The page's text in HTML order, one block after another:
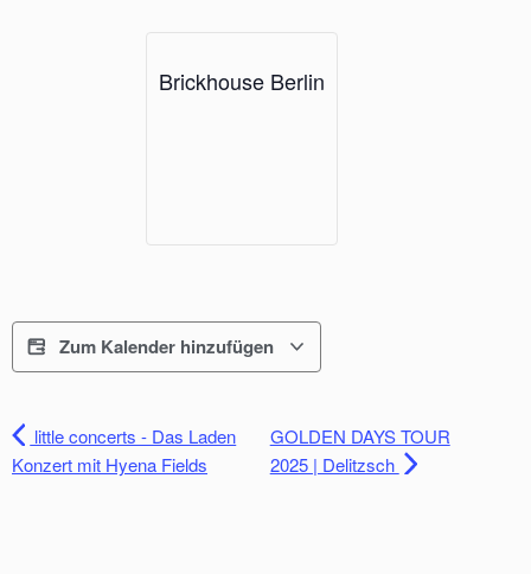
Brickhouse Berlin
Zum Kalender hinzufügen
little concerts - Das Laden
Konzert mit Hyena Fields
GOLDEN DAYS TOUR
2025 | Delitzsch